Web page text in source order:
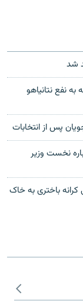
شد
نفع نتانیاهو
پس از انتخابات
نخست وزیر
کرانه باختری به خاک